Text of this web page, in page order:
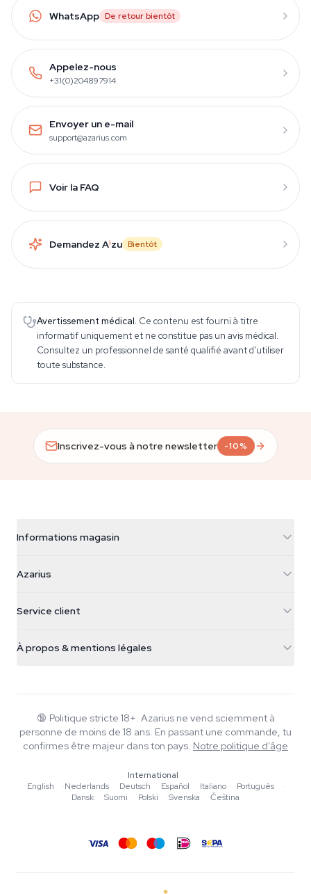
WhatsApp De retour bientôt
Appelez-nous
+31(0)204897914
Envoyer un e-mail
support@azarius.com
Voir la FAQ
Demandez Aizu Bientôt
Avertissement médical. Ce contenu est fourni à titre
informatif uniquement et ne constitue pas un avis médical.
Consultez un professionnel de santé qualifié avant d'utiliser
toute substance.
Inscrivez-vous à notre newsletter -10%
Informations magasin
Galvaniweg 11
Nederland
+31(0)204897914
Azarius
Smokeshop
Service client
Politique de retour
Politique de confidentialité
À propos & mentions légales
Wiki
Musique
Normes éditoriales
Outils & Calculateurs
🔞 Politique stricte 18+. Azarius ne vend sciemment à
personne de moins de 18 ans. En passant une commande, tu
confirmes être majeur dans ton pays. Notre politique d'âge
International
English
·Nederlands ·Deutsch ·Español ·Italiano ·Português
·
Dansk
·Suomi ·Polski ·Svenska ·Čeština